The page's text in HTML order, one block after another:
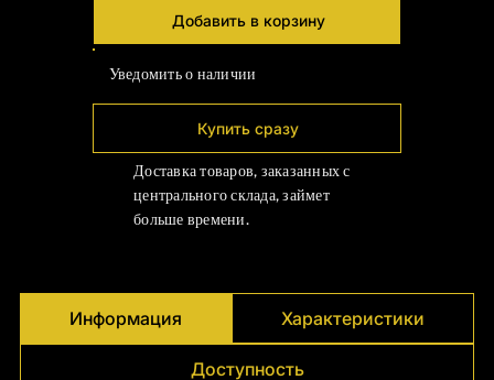
Добавить в корзину
Уведомить о наличии
Купить сразу
Доставка товаров, заказанных с
центрального склада, займет
больше времени.
Информация Характеристики
Доступность